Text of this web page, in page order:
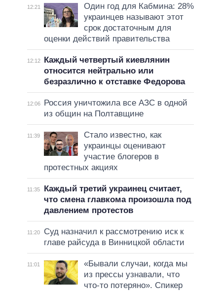
12:21
Один год для Кабмина: 28%
украинцев называют этот
срок достаточным для
оценки действий правительства
12:12
Каждый четвертый киевлянин
относится нейтрально или
безразлично к отставке Федорова
12:06
Россия уничтожила все АЗС в одной
из общин на Полтавщине
11:39
Стало известно, как
украинцы оценивают
участие блогеров в
протестных акциях
11:35
Каждый третий украинец считает,
что смена главкома произошла под
давлением протестов
11:20
Суд назначил к рассмотрению иск к
главе райсуда в Винницкой области
11:01
«Бывали случаи, когда мы
из прессы узнавали, что
что-то потеряно». Спикер